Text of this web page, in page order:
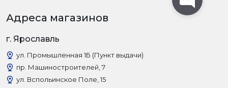
Адреса магазинов
г. Ярославль
ул. Промышленная 1Б (Пункт выдачи)
пр. Машиностроителей, 7
ул. Вспольинское Поле, 15